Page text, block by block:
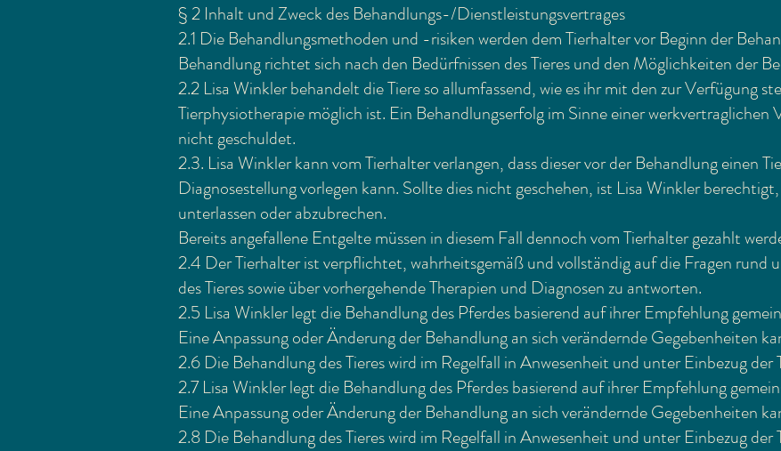
§ 2 Inhalt und Zweck des Behandlungs-/Dienstleistungsvertrages
2.1 Die Behandlungsmethoden und -risiken werden dem Tierhalter vor Beginn der
Behandlung richtet sich nach den Bedürfnissen des Tieres und den Möglichkeiten der
2.2 Lisa Winkler behandelt die Tiere so allumfassend, wie es ihr mit den zur Verfügung
Tierphysiotherapie möglich ist. Ein Behandlungserfolg im Sinne einer
nicht geschuldet.
2.3. Lisa Winkler kann vom Tierhalter verlangen, dass dieser vor der Behandlung einen
Diagnosestellung vorlegen kann. Sollte dies nicht geschehen, ist Lisa Winkler
unterlassen oder abzubrechen.
Bereits angefallene Entgelte müssen in diesem Fall dennoch vom Tierhalter gezahlt
2.4 Der Tierhalter ist verpflichtet, wahrheitsgemäß und vollständig auf die Fragen rund
des Tieres sowie über vorhergehende Therapien und Diagnosen zu antworten.
2.5 Lisa Winkler legt die Behandlung des Pferdes basierend auf ihrer Empfehlung
Eine Anpassung oder Änderung der Behandlung an sich verändernde Gegebenheiten
2.6 Die Behandlung des Tieres wird im Regelfall in Anwesenheit und unter Einbezug
2.7 Lisa Winkler legt die Behandlung des Pferdes basierend auf ihrer Empfehlung
Eine Anpassung oder Änderung der Behandlung an sich verändernde Gegebenheiten
2.8 Die Behandlung des Tieres wird im Regelfall in Anwesenheit und unter Einbezug